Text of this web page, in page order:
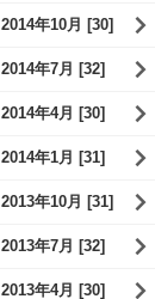
2014年10月 [30]
2014年7月 [32]
2014年4月 [30]
2014年1月 [31]
2013年10月 [31]
2013年7月 [32]
2013年4月 [30]